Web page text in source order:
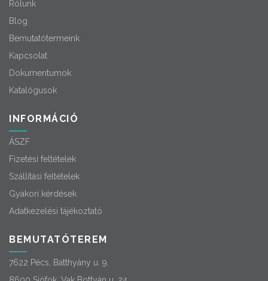
Rólunk
Blog
Bemutatótermeink
Kapcsolat
Dokumentumok
Katalógusok
INFORMÁCIÓ
ÁSZF
Fizetési feltételek
Szállítási feltételek
Gyakori kérdések
Adatkezelési tájékoztató
BEMUTATÓTEREM
7622 Pécs, Batthyány u. 9.